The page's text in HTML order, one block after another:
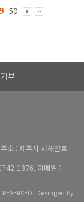
50
부
소 : 제주시 서해안로
1376, 이메일 :
Desinged by